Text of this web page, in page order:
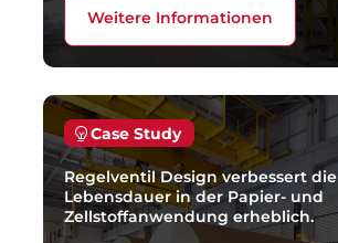
Weitere Informationen
Case Study
Regelventil Design verbessert die
Lebensdauer in der Papier- und
Zellstoffanwendung erheblich.